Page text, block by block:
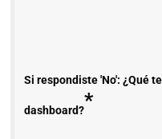
Si respondiste 'No': ¿Qué
dashboard?*